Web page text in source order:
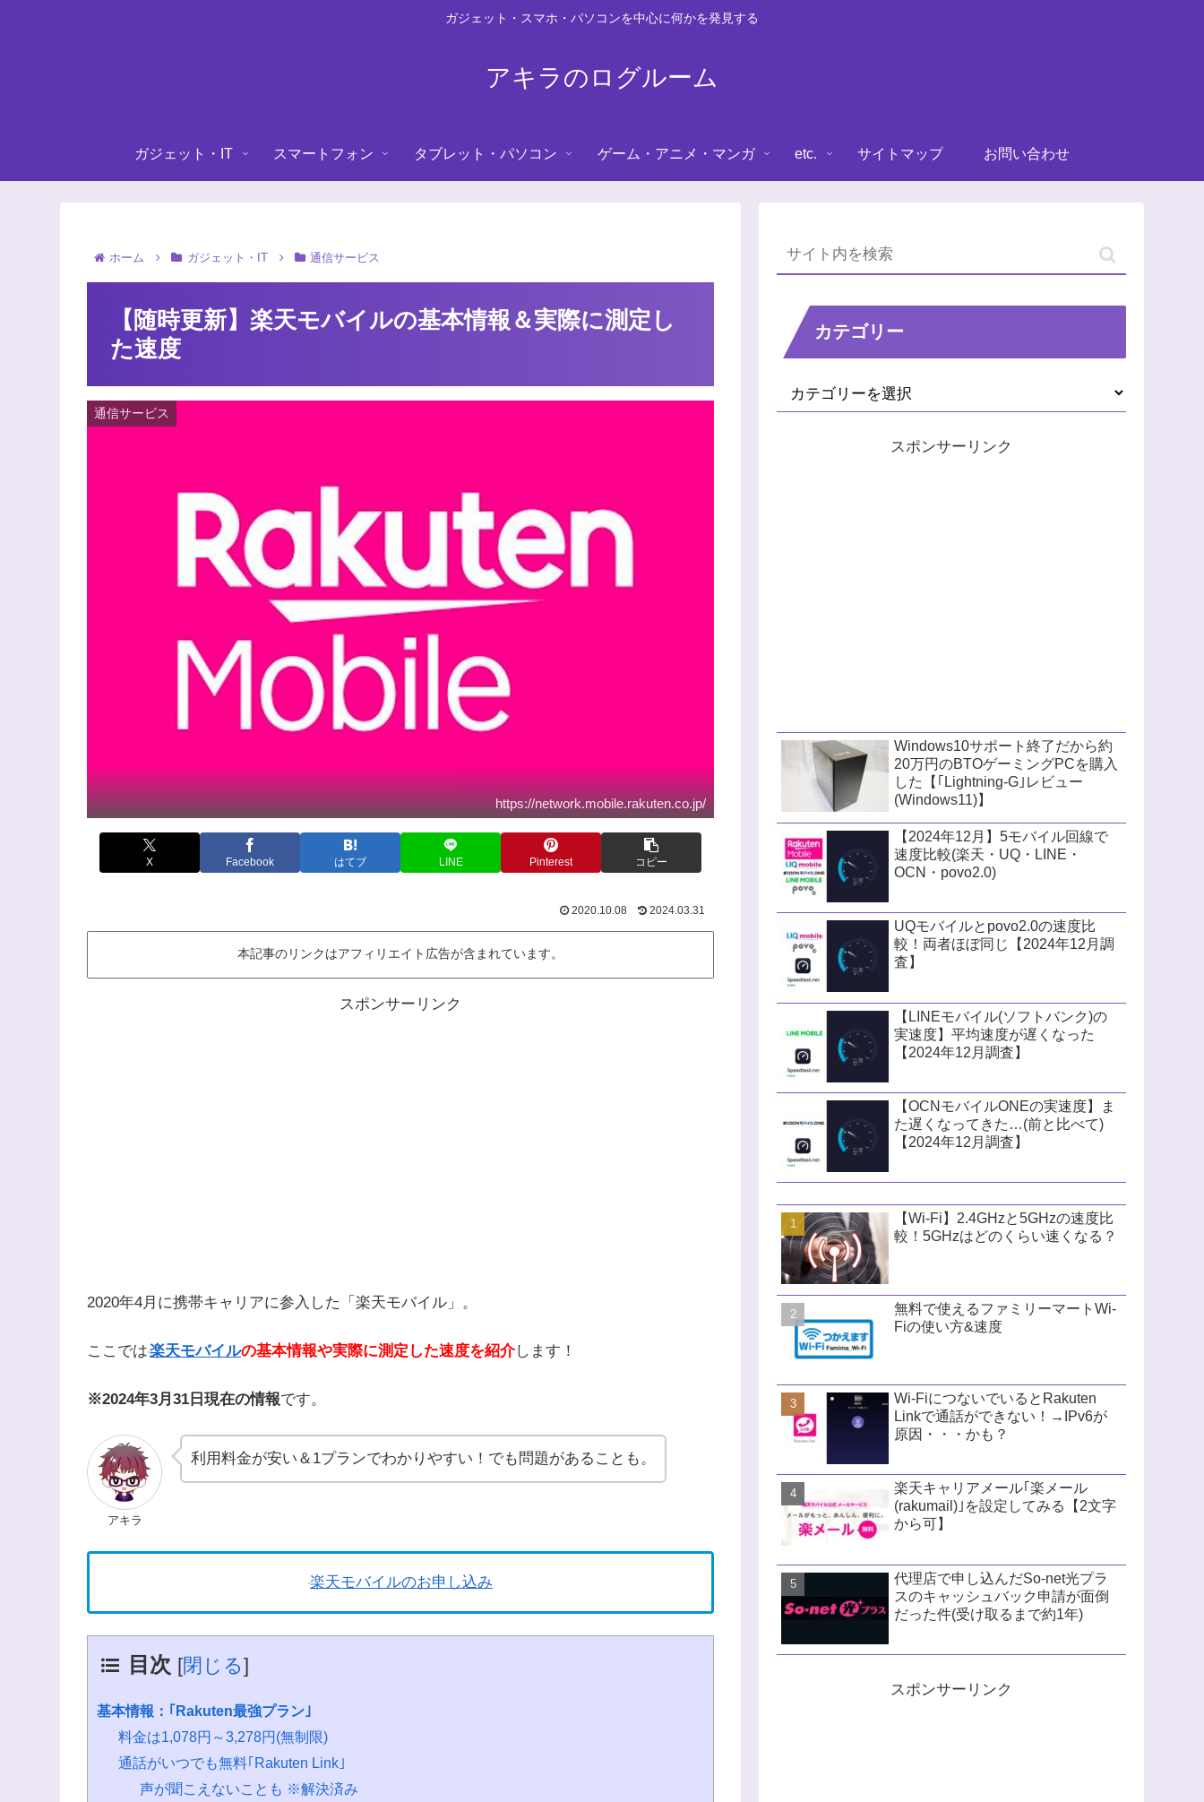
ガジェット・スマホ・パソコンを中心に何かを発見する
アキラのログルーム
ガジェット・IT スマートフォン タブレット・パソコン ゲーム・アニメ・マンガ etc. サイトマップ お問い合わせ
ホーム ガジェット・IT 通信サービス
【随時更新】楽天モバイルの基本情報＆実際に測定し
た速度
通信サービス
https://network.mobile.rakuten.co.jp/
X Facebook はてブ LINE Pinterest コピー
2020.10.08 2024.03.31
本記事のリンクはアフィリエイト広告が含まれています。
スポンサーリンク
2020年4月に携帯キャリアに参入した「楽天モバイル」。
ここでは楽天モバイルの基本情報や実際に測定した速度を紹介します！
※2024年3月31日現在の情報です。
アキラ
利用料金が安い＆1プランでわかりやすい！でも問題があることも。
楽天モバイルのお申し込み
目次 [閉じる]
基本情報：｢Rakuten最強プラン｣
料金は1,078円～3,278円(無制限)
通話がいつでも無料｢Rakuten Link｣
声が聞こえないことも ※解決済み
カテゴリー
スポンサーリンク
Windows10サポート終了だから約
20万円のBTOゲーミングPCを購入
した【｢Lightning-G｣レビュー
(Windows11)】
【2024年12月】5モバイル回線で
速度比較(楽天・UQ・LINE・
OCN・povo2.0)
UQモバイルとpovo2.0の速度比
較！両者ほぼ同じ【2024年12月調
査】
【LINEモバイル(ソフトバンク)の
実速度】平均速度が遅くなった
【2024年12月調査】
【OCNモバイルONEの実速度】ま
た遅くなってきた…(前と比べて)
【2024年12月調査】
【Wi-Fi】2.4GHzと5GHzの速度比
較！5GHzはどのくらい速くなる？
無料で使えるファミリーマートWi-
Fiの使い方&速度
Wi-FiにつないでいるとRakuten
Linkで通話ができない！→IPv6が
原因・・・かも？
楽天キャリアメール｢楽メール
(rakumail)｣を設定してみる【2文字
から可】
代理店で申し込んだSo-net光プラ
スのキャッシュバック申請が面倒
だった件(受け取るまで約1年)
スポンサーリンク